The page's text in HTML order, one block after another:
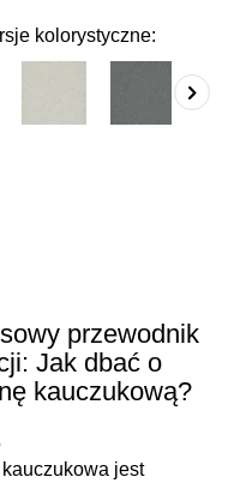
kolorystyczne:
przewodnik
Jak dbać o
kauczukową?
kauczukowa jest